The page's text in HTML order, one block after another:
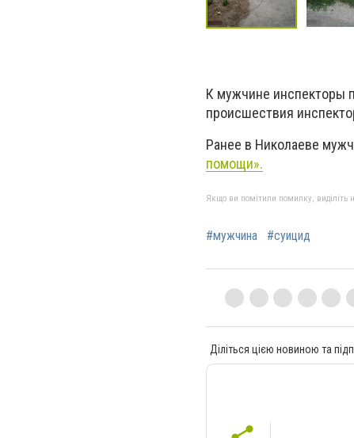
К мужчине инспекторы
происшествия
Ранее в Николаеве
помощи».
Якщо ви помітили помилку, виділіть
#мужчина #суицид
Діліться цією новиною та